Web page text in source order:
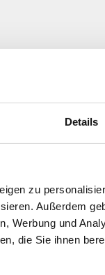
Details
zu
Außerdem
Werbung und
die Sie ihnen